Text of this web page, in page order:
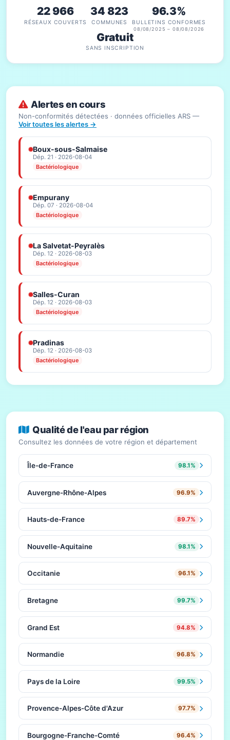
22 966
RÉSEAUX COUVERTS
34 823
COMMUNES
96.3%
BULLETINS CONFORMES
08/08/2025 – 08/08/2026
Gratuit
SANS INSCRIPTION
Alertes en cours
Non-conformités détectées · données officielles ARS —
Voir toutes les alertes →
Boux-sous-Salmaise
Dép. 21 · 2026-08-04
Bactériologique
Empurany
Dép. 07 · 2026-08-04
Bactériologique
La Salvetat-Peyralès
Dép. 12 · 2026-08-03
Bactériologique
Salles-Curan
Dép. 12 · 2026-08-03
Bactériologique
Pradinas
Dép. 12 · 2026-08-03
Bactériologique
Qualité de l'eau par région
Consultez les données de votre région et département
Île-de-France 98.1%
Auvergne-Rhône-Alpes 96.9%
Hauts-de-France 89.7%
Nouvelle-Aquitaine 98.1%
Occitanie 96.1%
Bretagne 99.7%
Grand Est 94.8%
Normandie 96.8%
Pays de la Loire 99.5%
Provence-Alpes-Côte d'Azur 97.7%
Bourgogne-Franche-Comté 96.4%